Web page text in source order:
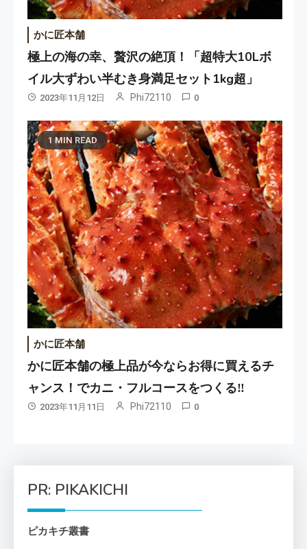
かに匠本舗
極上の海の幸、贅沢の絶頂！「超特大10Lボ
イル大ずわい半むき身満足セット1kg超」
2023年11月12日 Phi72110 0
1 MIN READ
かに匠本舗
かに匠本舗の極上品が今ならお得に買えるチ
ャンス！でカニ・フルコースをつくる‼
2023年11月11日 Phi72110 0
PR: PIKAKICHI
ピカキチ叢書